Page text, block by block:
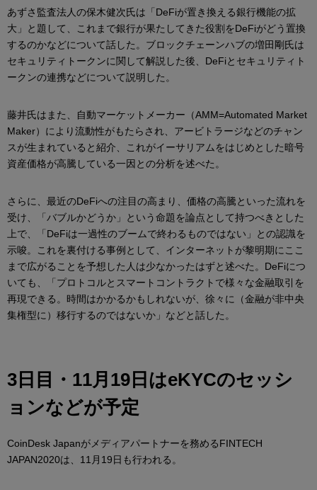
あずさ監査法人の保木健次氏は「DeFiが置き換える銀行機能の拡
大」と題して、これまで銀行が果たしてきた役割をDeFiがどう置換
するのかなどについて話した。ブロックチェーンハブの増田剛氏は
セキュリティトークンに関して解説した後、DeFiとセキュリティト
ークンの連携などについて説明した。
藤井氏はまた、自動マーケットメーカー（AMM=Automated Market
Maker）により流動性がもたらされ、アービトラージなどのチャン
スが生まれていると紹介、これがイーサリアムをはじめとした暗号
資産価格が高騰している一因との分析を述べた。
さらに、最近のDeFiへの注目の高まり、価格の高騰といった流れを
受け、「バブルかどうか」という命題を論点として持つべきとした
上で、「DeFiは一過性のブームで終わるものではない」との認識を
示唆。これを裏付ける事例として、インターネットが黎明期にここ
まで広がることを予想した人は少なかったはずと述べた。DeFiにつ
いても、「プロトコルとスマートコントラクトで様々な金融取引を
再現できる。時間はかかるかもしれないが、徐々に（金融が非中央
集権型に）移行するのではないか」などと話した。
3日目・11月19日はeKYCのセッシ
ョンなどが予定
CoinDesk Japanがメディアパートナーを務めるFINTECH
JAPAN2020は、11月19日も行われる。